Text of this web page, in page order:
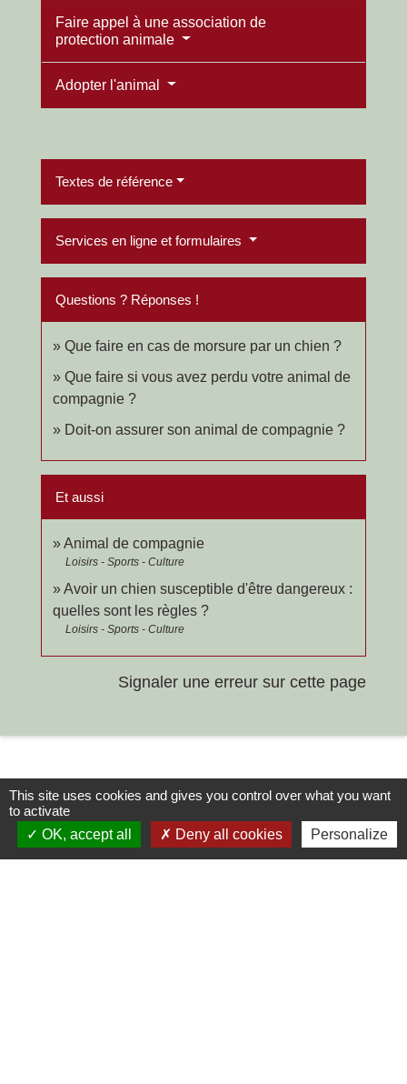
Faire appel à une association de
protection animale
Adopter l'animal
Textes de référence
Services en ligne et formulaires
Questions ? Réponses !
Que faire en cas de morsure par un chien ?
Que faire si vous avez perdu votre animal de
compagnie ?
Doit-on assurer son animal de compagnie ?
Et aussi
Animal de compagnie
Loisirs - Sports - Culture
Avoir un chien susceptible d'être dangereux :
quelles sont les règles ?
Loisirs - Sports - Culture
Signaler une erreur sur cette page
Contacts
This site uses cookies and gives you control over what you want
to activate
OK, accept all
Deny all cookies Personalize